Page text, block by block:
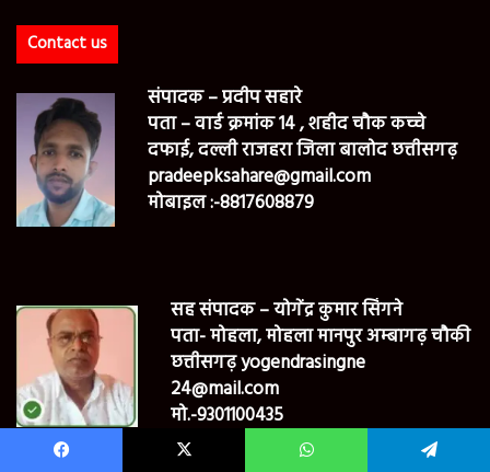
Contact us
संपादक – प्रदीप सहारे
पता – वार्ड क्रमांक 14 , शहीद चौक कच्चे
दफाई, दल्ली राजहरा जिला बालोद छत्तीसगढ़
pradeepksahare@gmail.com
मोबाइल :-8817608879
सह संपादक – योगेंद्र कुमार सिंगने
पता- मोहला, मोहला मानपुर अम्बागढ़ चौकी
छत्तीसगढ़ yogendrasingne
24@mail.com
मो.-9301100435